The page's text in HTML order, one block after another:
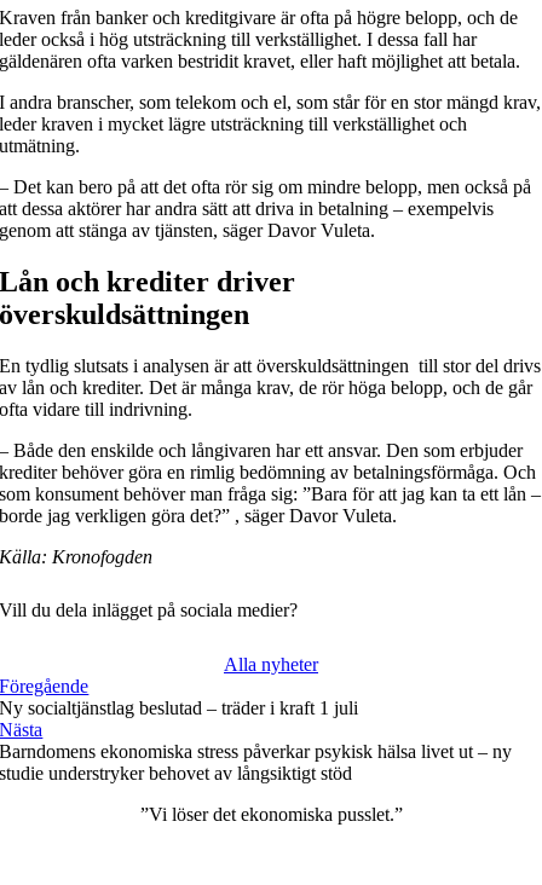
Kraven från banker och kreditgivare är ofta på högre belopp, och de
leder också i hög utsträckning till verkställighet. I dessa fall har
gäldenären ofta varken bestridit kravet, eller haft möjlighet att betala.
I andra branscher, som telekom och el, som står för en stor mängd krav,
leder kraven i mycket lägre utsträckning till verkställighet och
utmätning.
– Det kan bero på att det ofta rör sig om mindre belopp, men också på
att dessa aktörer har andra sätt att driva in betalning – exempelvis
genom att stänga av tjänsten, säger Davor Vuleta.
Lån och krediter driver
överskuldsättningen
En tydlig slutsats i analysen är att överskuldsättningen till stor del drivs
av lån och krediter. Det är många krav, de rör höga belopp, och de går
ofta vidare till indrivning.
– Både den enskilde och långivaren har ett ansvar. Den som erbjuder
krediter behöver göra en rimlig bedömning av betalningsförmåga. Och
som konsument behöver man fråga sig: ”Bara för att jag kan ta ett lån –
borde jag verkligen göra det?” , säger Davor Vuleta.
Källa: Kronofogden
Vill du dela inlägget på sociala medier?
Alla nyheter
Föregående
Ny socialtjänstlag beslutad – träder i kraft 1 juli
Nästa
Barndomens ekonomiska stress påverkar psykisk hälsa livet ut – ny
studie understryker behovet av långsiktigt stöd
”Vi löser det ekonomiska pusslet.”